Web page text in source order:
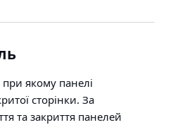
якому панелі
сторінки. За
та закриття панелей